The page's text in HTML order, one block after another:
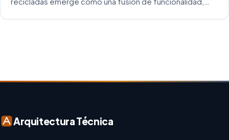
Arquitectura Técnica